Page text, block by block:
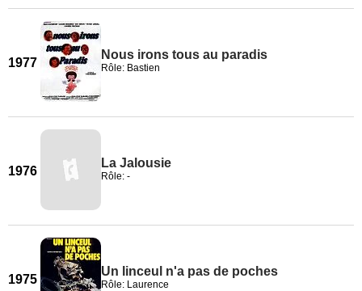
1977
Nous irons tous au paradis
Rôle: Bastien
1976
La Jalousie
Rôle: -
1975
Un linceul n'a pas de poches
Rôle: Laurence